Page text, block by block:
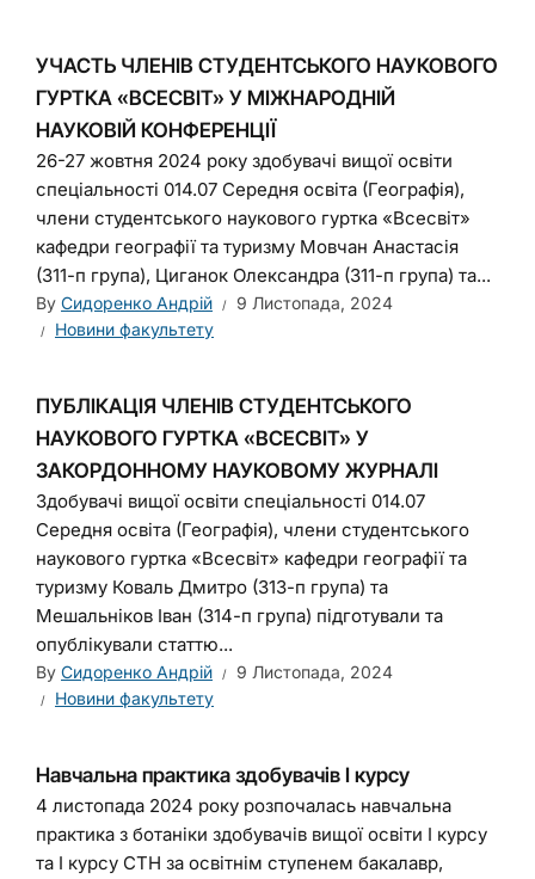
УЧАСТЬ ЧЛЕНІВ СТУДЕНТСЬКОГО НАУКОВОГО
ГУРТКА «ВСЕСВІТ» У МІЖНАРОДНІЙ
НАУКОВІЙ КОНФЕРЕНЦІЇ
26-27 жовтня 2024 року здобувачі вищої освіти
спеціальності 014.07 Середня освіта (Географія),
члени студентського наукового гуртка «Всесвіт»
кафедри географії та туризму Мовчан Анастасія
(311-п група), Циганок Олександра (311-п група) та...
By Сидоренко Андрій
9 Листопада, 2024
Новини факультету
ПУБЛІКАЦІЯ ЧЛЕНІВ СТУДЕНТСЬКОГО
НАУКОВОГО ГУРТКА «ВСЕСВІТ» У
ЗАКОРДОННОМУ НАУКОВОМУ ЖУРНАЛІ
Здобувачі вищої освіти спеціальності 014.07
Середня освіта (Географія), члени студентського
наукового гуртка «Всесвіт» кафедри географії та
туризму Коваль Дмитро (313-п група) та
Мешальніков Іван (314-п група) підготували та
опублікували статтю...
By Сидоренко Андрій
9 Листопада, 2024
Новини факультету
Навчальна практика здобувачів І курсу
4 листопада 2024 року розпочалась навчальна
практика з ботаніки здобувачів вищої освіти І курсу
та І курсу СТН за освітнім ступенем бакалавр,